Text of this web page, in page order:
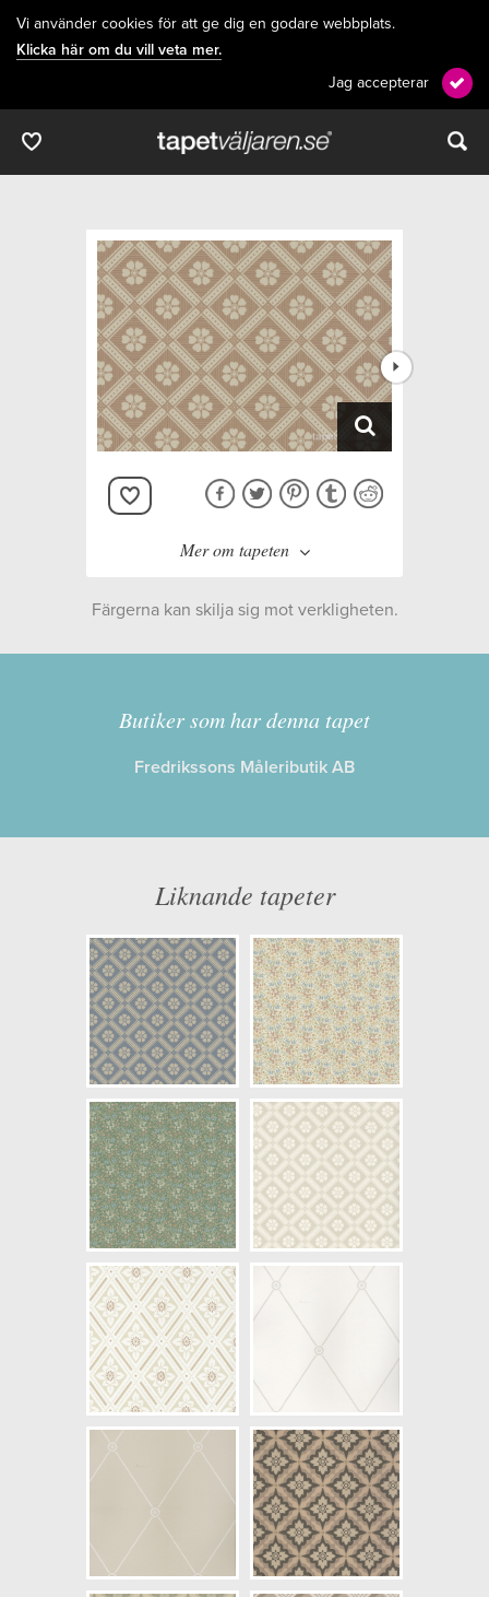
Vi använder cookies för att ge dig en godare webbplats.
Klicka här om du vill veta mer.
Jag accepterar
Mer om tapeten
Kollektion:
New Heritage
Information
Längd x Bredd: 10,05 x 0,53
Artikelnummer: 4819
NCS Bottenkulör: S1505-Y20R
Färg: Beige, Röd
Mönster: Småmönstrad, Trellis
Struktur: Limtryck
Cirkapris: 999,00 kr
(Kontakta din färghandlare för
exakt pris.)
Färgerna kan skilja sig mot verkligheten.
Butiker som har denna tapet
Fredrikssons Måleributik AB
Liknande tapeter